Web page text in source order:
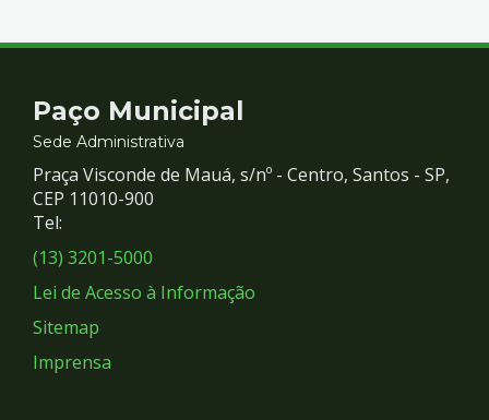
Contato
e
Redes
Sociais
Paço Municipal
Sede Administrativa
Praça Visconde de Mauá, s/nº - Centro, Santos - SP,
CEP 11010-900
Tel:
(13) 3201-5000
Lei de Acesso à Informação
Sitemap
Imprensa